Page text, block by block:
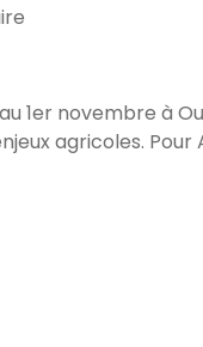
1er novembre à
agricoles.